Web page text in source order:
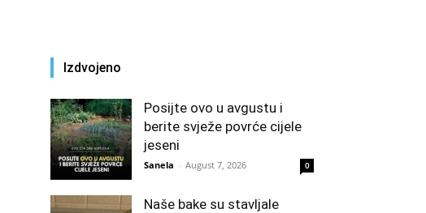
Izdvojeno
Posijte ovo u avgustu i
berite svježe povrće cijele
jeseni
Sanela - August 7, 2026 0
Naše bake su stavljale